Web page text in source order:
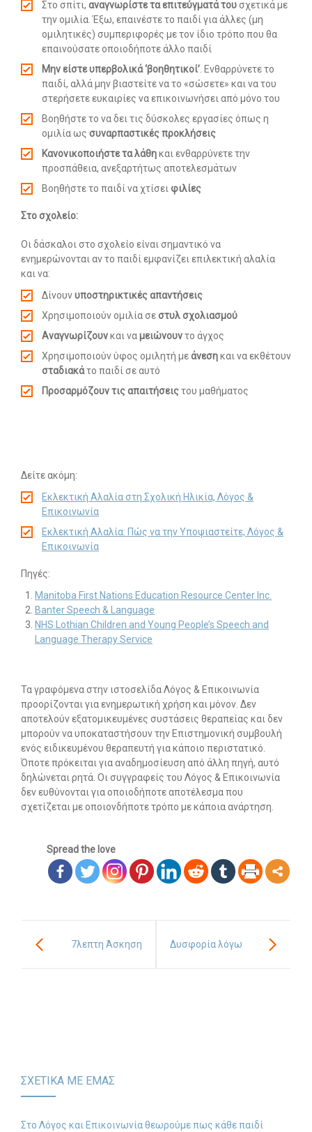
Στο σπίτι, αναγνωρίστε τα επιτεύγματά τουσχετικά με
την ομιλία. Έξω, επαινέστε το παιδί για άλλες (μη
ομιλητικές) συμπεριφορές με τον ίδιο τρόπο που θα
επαινούσατε οποιοδήποτε άλλο παιδί
Μην είστε υπερβολικά ‘βοηθητικοί’ . Ενθαρρύνετε το
παιδί, αλλά μην βιαστείτε να το «σώσετε» και να του
στερήσετε ευκαιρίες να επικοινωνήσει από μόνο του
Βοηθήστε το να δει τις δύσκολες εργασίες όπως η
ομιλία ως συναρπαστικές προκλήσεις
Κανονικοποιήστε τα λάθηκαι ενθαρρύνετε την
προσπάθεια, ανεξαρτήτως αποτελεσμάτων
Βοηθήστε το παιδί να χτίσει φιλίες
Στο σχολείο:
Οι δάσκαλοι στο σχολείο είναι σημαντικό να
ενημερώνονται αν το παιδί εμφανίζει επιλεκτική αλαλία
και να:
Δίνουνυποστηρικτικές απαντήσεις
Χρησιμοποιούν ομιλία σεστυλ σχολιασμού
Αναγνωρίζουνκαι ναμειώνουντο άγχος
Χρησιμοποιούν ύφος ομιλητή μεάνεσηκαι να εκθέτουν
σταδιακάτο παιδί σε αυτό
Προσαρμόζουν τις απαιτήσειςτου μαθήματος
Δείτε ακόμη:
Εκλεκτική Αλαλία στη Σχολική Ηλικία, Λόγος &
Επικοινωνία
Εκλεκτική Αλαλία: Πώς να την Υποψιαστείτε, Λόγος &
Επικοινωνία
Πηγές:
Manitoba First Nations Education Resource Center Inc.
Banter Speech & Language
NHS Lothian Children and Young People’s Speech and
Language Therapy Service
Τα γραφόμενα στην ιστοσελίδα Λόγος & Επικοινωνία
προορίζονται για ενημερωτική χρήση και μόνον. Δεν
αποτελούν εξατομικευμένες συστάσεις θεραπείας και δεν
μπορούν να υποκαταστήσουν την Επιστημονική συμβουλή
ενός ειδικευμένου θεραπευτή για κάποιο περιστατικό.
Όποτε πρόκειται για αναδημοσίευση από άλλη πηγή, αυτό
δηλώνεται ρητά. Οι συγγραφείς του Λόγος & Επικοινωνία
δεν ευθύνονται για οποιοδήποτε αποτέλεσμα που
σχετίζεται με οποιονδήποτε τρόπο με κάποια ανάρτηση.
Spread the love
7λεπτη Άσκηση Δυσφορία λόγω
ΣΧΕΤΙΚΑ ΜΕ ΕΜΑΣ
Στο Λόγος και Επικοινωνία θεωρούμε πως κάθε παιδί